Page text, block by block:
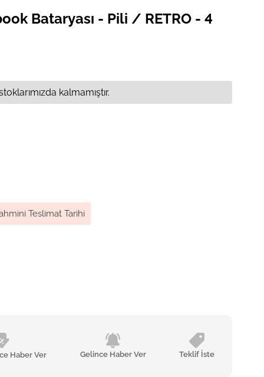
Bataryası - Pili / RETRO - 4
Teslimat Tarihi
Haber Ver Gelince Haber Ver Teklif İste
kalmamıştır.